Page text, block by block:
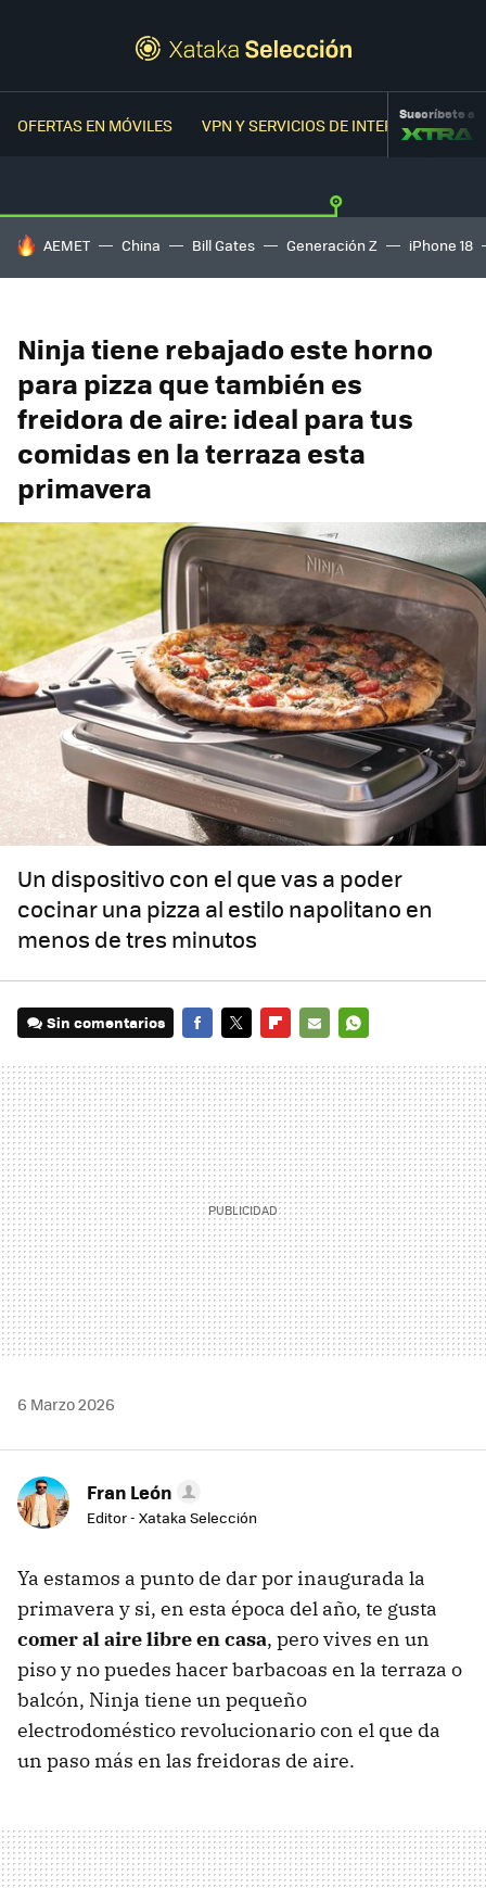
OFERTAS EN MÓVILES VPN Y SERVICIOS DE INTERNETSuscríbete a
HOY SE HABLA DE
AEMET China Bill Gates Generación Z iPhone 18
Ninja tiene rebajado este horno
para pizza que también es
freidora de aire: ideal para tus
comidas en la terraza esta
primavera
Un dispositivo con el que vas a poder
cocinar una pizza al estilo napolitano en
menos de tres minutos
Sin comentarios
MAIL
6 Marzo 2026
Fran León
Editor - Xataka Selección
Ya estamos a punto de dar por inaugurada la
primavera y si, en esta época del año, te gusta
comer al aire libre en casa, pero vives en un
piso y no puedes hacer barbacoas en la terraza o
balcón, Ninja tiene un pequeño
electrodoméstico revolucionario con el que da
un paso más en las freidoras de aire.